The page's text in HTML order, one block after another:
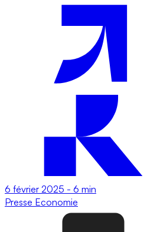
6 février 2025 - 6 min
Presse Economie